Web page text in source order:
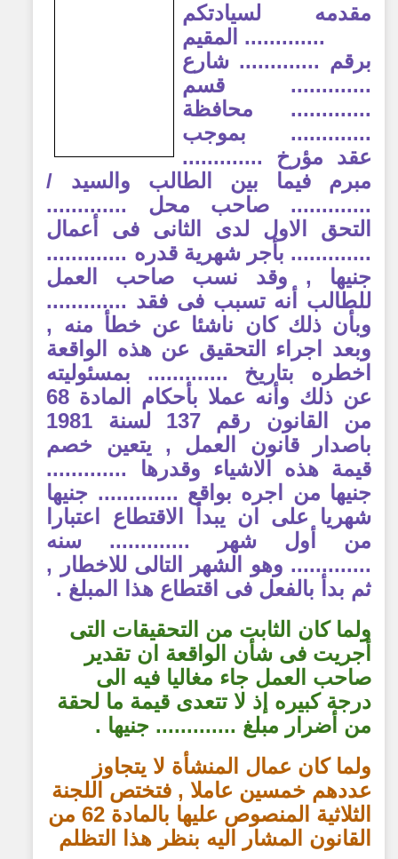
مقدمه لسيادتكم
............. المقيم
برقم ............. شارع
............. قسم
............. محافظة
............. بموجب
عقد مؤرخ .............
مبرم فيما بين الطالب والسيد /
............. صاحب محل .............
التحق الاول لدى الثانى فى أعمال
............. بأجر شهرية قدره .............
جنيها , وقد نسب صاحب العمل
للطالب أنه تسبب فى فقد .............
وبأن ذلك كان ناشئا عن خطأ منه ,
وبعد اجراء التحقيق عن هذه الواقعة
اخطره بتاريخ ............. بمسئوليته
عن ذلك وأنه عملا بأحكام المادة 68
من القانون رقم 137 لسنة 1981
باصدار قانون العمل , يتعين خصم
قيمة هذه الاشياء وقدرها .............
جنيها من اجره بواقع ............. جنيها
شهريا على ان يبدأ الاقتطاع اعتبارا
من أول شهر ............. سنه
............. وهو الشهر التالى للاخطار ,
ثم بدأ بالفعل فى اقتطاع هذا المبلغ .
ولما كان الثابت من التحقيقات التى
أجريت فى شأن الواقعة ان تقدير
صاحب العمل جاء مغاليا فيه الى
درجة كبيره إذ لا تتعدى قيمة ما لحقة
من أضرار مبلغ ............. جنيها .
ولما كان عمال المنشأة لا يتجاوز
عددهم خمسين عاملا , فتختص اللجنة
الثلاثية المنصوص عليها بالمادة 62 من
القانون المشار اليه بنظر هذا التظلم